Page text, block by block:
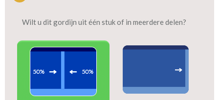
Wilt u dit gordijn uit één stuk of in meerdere delen?